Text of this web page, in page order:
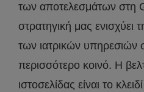
των αποτελεσμάτων στη
στρατηγική μας ενισχύει
των ιατρικών υπηρεσιών
περισσότερο κοινό. Η
ιστοσελίδας είναι το